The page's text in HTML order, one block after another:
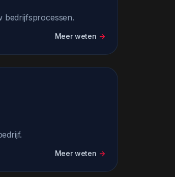
bedrijfsprocessen.
Meer weten ->
Meer weten ->